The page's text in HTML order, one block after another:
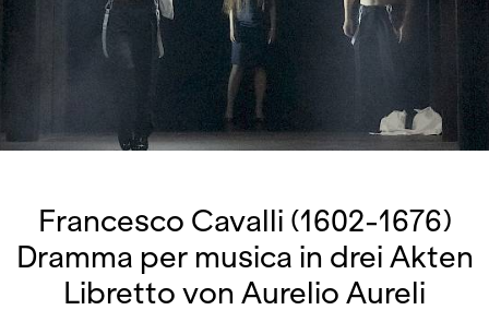
Francesco Cavalli (1602-1676)
Dramma per musica in drei Akten
Libretto von Aurelio Aureli